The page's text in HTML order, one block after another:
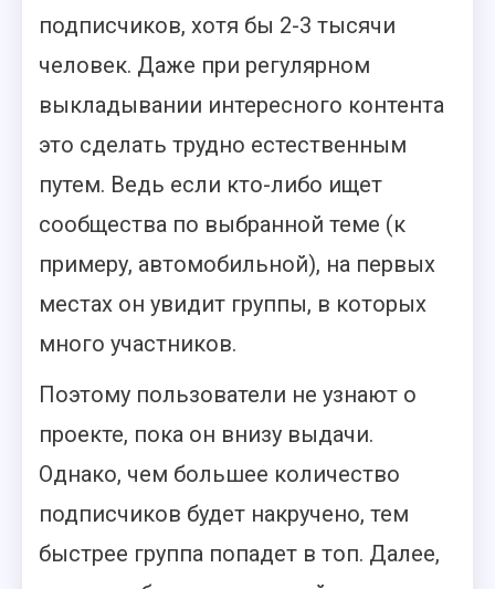
подписчиков, хотя бы 2-3 тысячи
человек. Даже при регулярном
выкладывании интересного контента
это сделать трудно естественным
путем. Ведь если кто-либо ищет
сообщества по выбранной теме (к
примеру, автомобильной), на первых
местах он увидит группы, в которых
много участников.
Поэтому пользователи не узнают о
проекте, пока он внизу выдачи.
Однако, чем большее количество
подписчиков будет накручено, тем
быстрее группа попадет в топ. Далее,